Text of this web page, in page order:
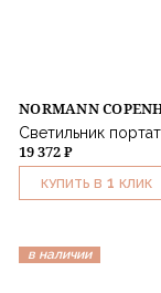
NORMANN
Светильник
19 372 ₽
КУПИТЬ В 1 КЛИК
в наличии